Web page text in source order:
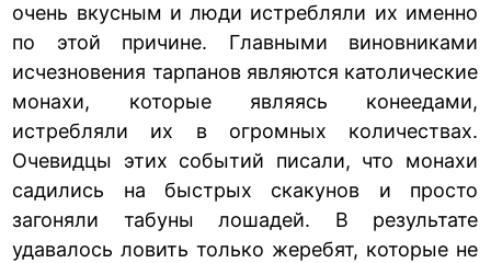
очень вкусным и люди истребляли их именно
по этой причине. Главными виновниками
исчезновения тарпанов являются католические
монахи, которые являясь конеедами,
истребляли их в огромных количествах.
Очевидцы этих событий писали, что монахи
садились на быстрых скакунов и просто
загоняли табуны лошадей. В результате
удавалось ловить только жеребят, которые не